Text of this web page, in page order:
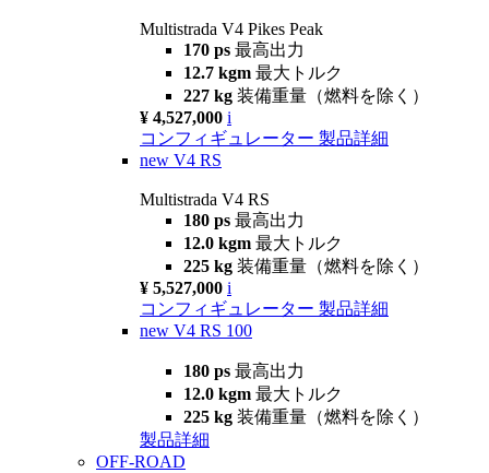
Multistrada V4 Pikes Peak
170 ps 最高出力
12.7 kgm 最大トルク
227 kg 装備重量（燃料を除く）
¥ 4,527,000 i
コンフィギュレーター 製品詳細
new V4 RS
Multistrada V4 RS
180 ps 最高出力
12.0 kgm 最大トルク
225 kg 装備重量（燃料を除く）
¥ 5,527,000 i
コンフィギュレーター 製品詳細
new V4 RS 100
180 ps 最高出力
12.0 kgm 最大トルク
225 kg 装備重量（燃料を除く）
製品詳細
OFF-ROAD